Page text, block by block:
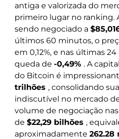
antiga e valorizada do
primeiro lugar no ranking.
sendo negociado a
últimos 60 minutos, o
em 0,12%, e nas últimas
queda de -0,49% . A
do Bitcoin é
trilhões , consolidando
indiscutível no mercado
volume de negociação
de $22,29 bilhões ,
aproximadamente 262.28